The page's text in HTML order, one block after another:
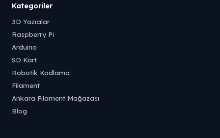
Kategoriler
3D Yazıcılar
Raspberry Pi
Arduino
SD Kart
Robotik Kodlama
Filament
Ankara Filament Mağazası
Blog